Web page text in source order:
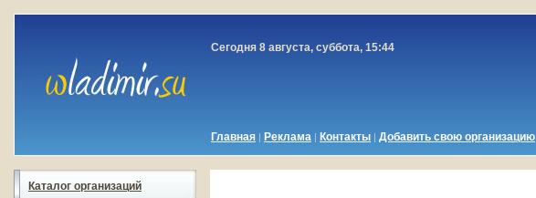
Сегодня 8 августа, суббота, 15:44
Главная | Реклама | Контакты | Добавить свою организацию
Каталог организаций